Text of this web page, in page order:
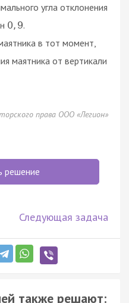
угла отклонения
0, 9.
в тот момент,
маятника от вертикали
права ООО «Легион»
решение
Следующая задача
также решают: